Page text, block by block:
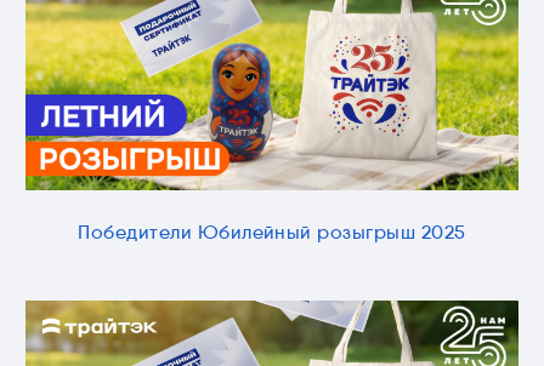
Победители Юбилейный розыгрыш 2025